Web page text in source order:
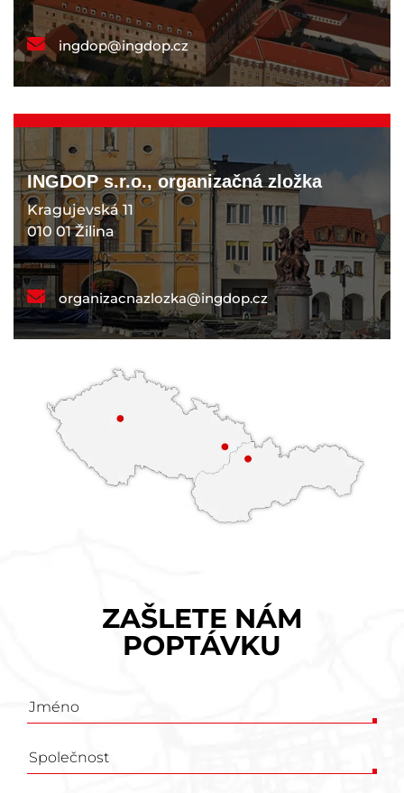
ingdop@ingdop.cz
INGDOP s.r.o., organizačná zložka
Kragujevská 11
010 01 Žilina
organizacnazlozka@ingdop.cz
ZAŠLETE NÁM
POPTÁVKU
Poptávkový